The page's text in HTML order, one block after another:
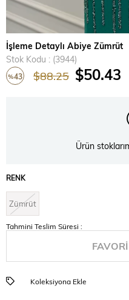
İşleme Detaylı Abiye Zümrüt
Stok Kodu
(3944)
%43 $88.25 $50.43
Ürün
RENK
Zümrüt
Tahmini Teslim Süresi :
Koleksiyona Ekle